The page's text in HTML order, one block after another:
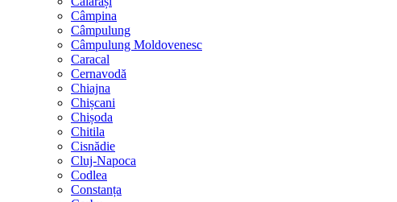
Câmpina
Câmpulung
Câmpulung Moldovenesc
Caracal
Cernavodă
Chiajna
Chișcani
Chișoda
Chitila
Cisnădie
Cluj-Napoca
Codlea
Constanța